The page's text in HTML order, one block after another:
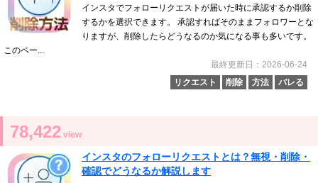
インスタでフォローリクエストが届いた時に承認するか削除
するかを選択できます。 承認すればそのままフォロワーとな
りますが、削除したらどうなるのか気になる事も多いです。
このペー...
最終更新日：2026-06-24
リクエスト
削除 方法 バレる
78,422 view
インスタのフォローリクエストとは？無視・削除・
確認でどうなるか解説します